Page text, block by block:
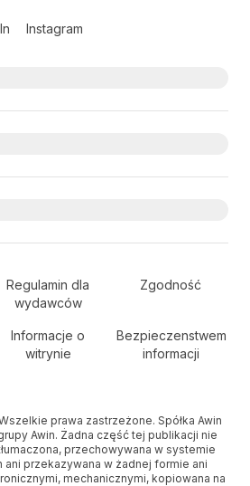
Instagram
Regulamin dla
wydawców
Zgodność
Informacje o
witrynie
Bezpieczenstwem
informacji
prawa zastrzeżone. Spółka Awin
Awin. Żadna część tej publikacji nie
przechowywana w systemie
ani przekazywana w żadnej formie ani
mechanicznymi, kopiowana na